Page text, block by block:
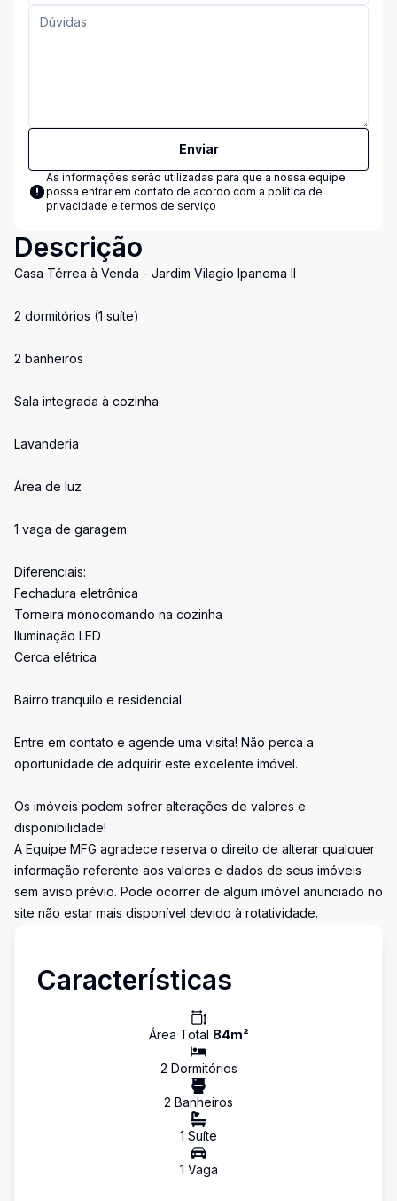
Enviar
As informações serão utilizadas para que a nossa equipe
possa entrar em contato de acordo com a política de
privacidade e termos de serviço
Descrição
Casa Térrea à Venda - Jardim Vilagio Ipanema II
2 dormitórios (1 suíte)
2 banheiros
Sala integrada à cozinha
Lavanderia
Área de luz
1 vaga de garagem
Diferenciais:
Fechadura eletrônica
Torneira monocomando na cozinha
Iluminação LED
Cerca elétrica
Bairro tranquilo e residencial
Entre em contato e agende uma visita! Não perca a
oportunidade de adquirir este excelente imóvel.
Os imóveis podem sofrer alterações de valores e
disponibilidade!
A Equipe MFG agradece reserva o direito de alterar qualquer
informação referente aos valores e dados de seus imóveis
sem aviso prévio. Pode ocorrer de algum imóvel anunciado no
site não estar mais disponível devido à rotatividade.
Características
Área Total 84m²
2 Dormitórios
2 Banheiros
1 Suíte
1 Vaga